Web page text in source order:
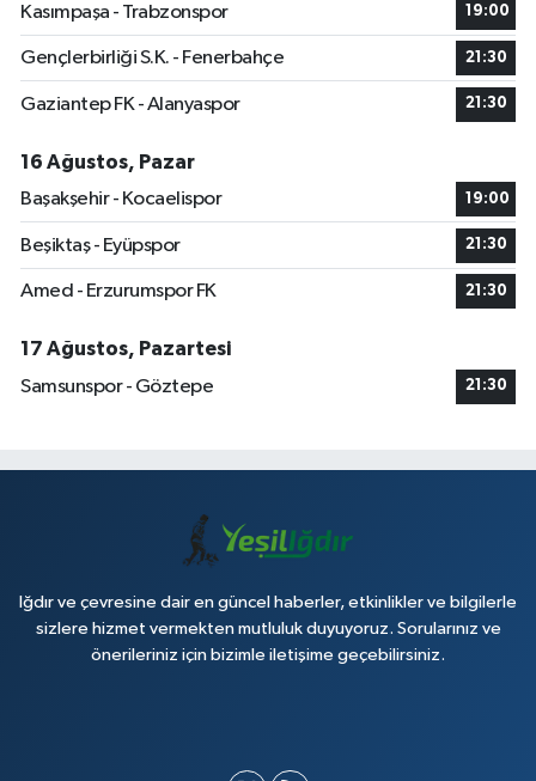
Kasımpaşa - Trabzonspor 19:00
Gençlerbirliği S.K. - Fenerbahçe 21:30
Gaziantep FK - Alanyaspor 21:30
16 Ağustos, Pazar
Başakşehir - Kocaelispor
19:00
Beşiktaş - Eyüpspor 21:30
Amed - Erzurumspor FK 21:30
17 Ağustos, Pazartesi
Samsunspor - Göztepe
21:30
Iğdır ve çevresine dair en güncel haberler, etkinlikler ve bilgilerle
sizlere hizmet vermekten mutluluk duyuyoruz. Sorularınız ve
önerileriniz için bizimle iletişime geçebilirsiniz.